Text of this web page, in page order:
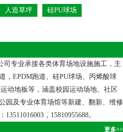
人造草坪 硅PU球场
专业承接各类体育场地设施施工，主
，EPDM跑道、硅PU球场、丙烯酸球
动地板等，涵盖校园运动场地、社区
园及专业体育场馆等新建、翻新、维修
，15810955688。
更多>>